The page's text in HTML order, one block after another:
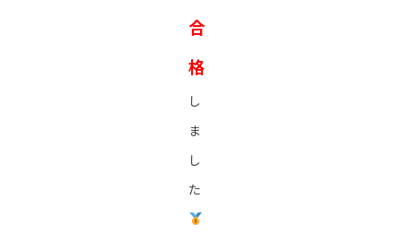
合
格
し
ま
し
た